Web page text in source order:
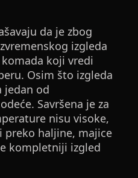
da je zbog
izgleda
koji vredi
Osim što izgleda
jedan od
Savršena je za
nisu visoke,
preko haljine, majice
kompletniji izgled